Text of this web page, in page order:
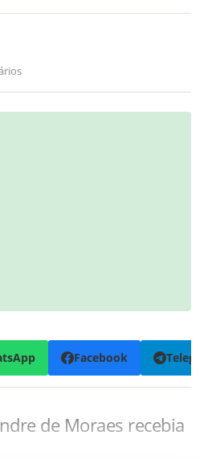
Facebook
de Moraes recebia